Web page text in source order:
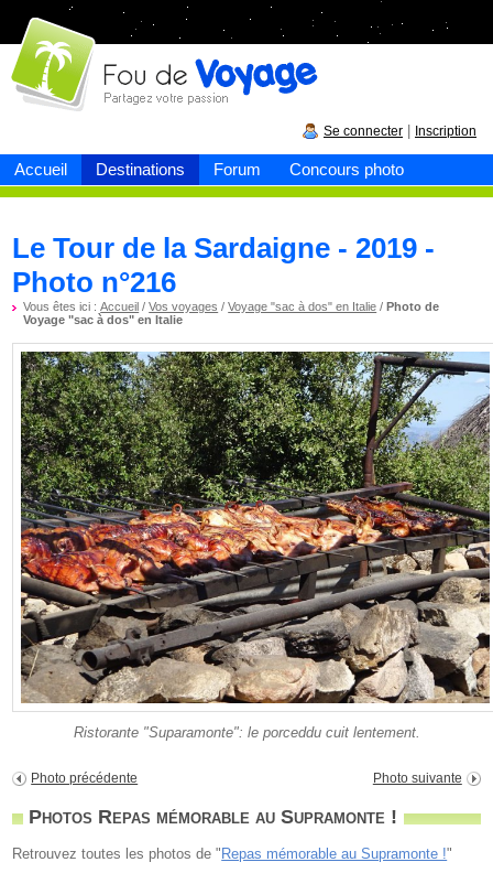
Accueil Destinations Forum Concours photo
Fou devoyage
Se connecter Inscription
Le Tour de la Sardaigne - 2019 -
Photo n°216
Vous êtes ici :Accueil /Vos voyages /Voyage "sac à dos" en Italie /Photo de
Voyage "sac à dos" en Italie
Ristorante "Suparamonte": le porceddu cuit lentement.
Photo précédente Photo suivante
Photos Repas mémorable au Supramonte !
Retrouvez toutes les photos de " Repas mémorable au Supramonte !"